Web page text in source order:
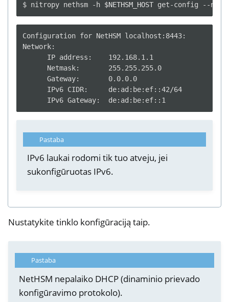
$ nitropy nethsm -h $NETHSM_HOST get-config
Configuration for NetHSM localhost:8443:
Network:
      IP address:    192.168.1.1
      Netmask:       255.255.255.0
      Gateway:       0.0.0.0
      IPv6 CIDR:     de:ad:be:ef::42/64
Pastaba
IPv6 laukai rodomi tik tuo atveju, jei
sukonfigūruotas IPv6.
Nustatykite tinklo konfigūraciją taip.
Pastaba
NetHSM nepalaiko DHCP (dinaminio prievado
konfigūravimo protokolo).